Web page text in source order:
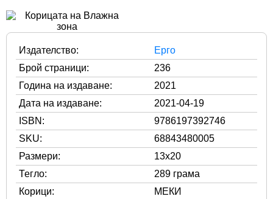
Издателство:
Ерго
Брой страници:
236
Година на издаване:
2021
Дата на издаване:
2021-04-19
ISBN:
9786197392746
SKU:
68843480005
Размери:
13x20
Тегло:
289 грама
Корици:
МЕКИ